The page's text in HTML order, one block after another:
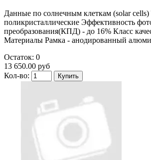
Данные по солнечным клеткам (solar
поликристаллические Эффективность
преобразования(КПД) - до 16% Класс
Материалы Рамка - анодированный
Остаток: 0
13 650.00 руб
Кол-во: